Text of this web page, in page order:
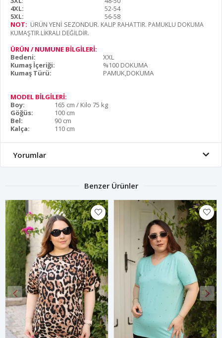
4XL:
52-54
5XL:
56-58
NOT: ÜRÜN YENİ SEZONDUR. KALIP RAHATTIR. PAMUKLU DOKUMA
KUMAŞTIR.LİKRALI DEĞİLDİR.
ÜRÜN / NUMUNE BİLGİLERİ:
Bedeni:
XXL
Kumaş İçeriği:
%100 DOKUMA
Kumaş Türü:
PAMUK,DOKUMA
MODEL BİLGİLERİ:
Boy:
165 cm / Kilo 75 kg
Göğüs:
100 cm
Bel:
90 cm
Kalça:
110 cm
Yorumlar
Benzer Ürünler